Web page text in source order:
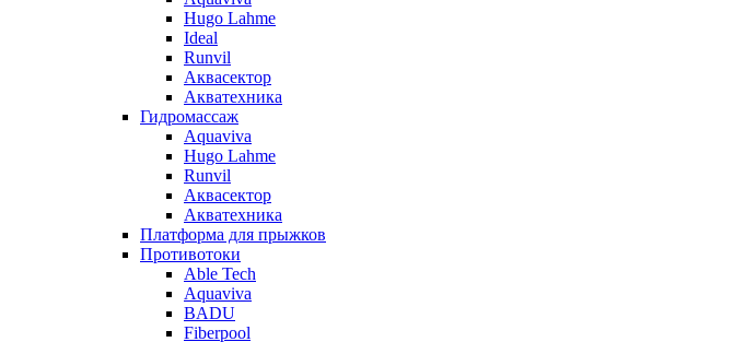
Hugo Lahme
Ideal
Runvil
Аквасектор
Акватехника
Гидромассаж
Aquaviva
Hugo Lahme
Runvil
Аквасектор
Акватехника
Платформа для прыжков
Противотоки
Able Tech
Aquaviva
BADU
Fiberpool